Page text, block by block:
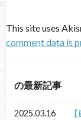
This site uses
comment data is
の最新記事
2025.03.16